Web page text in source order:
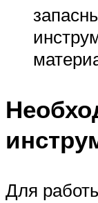
Для